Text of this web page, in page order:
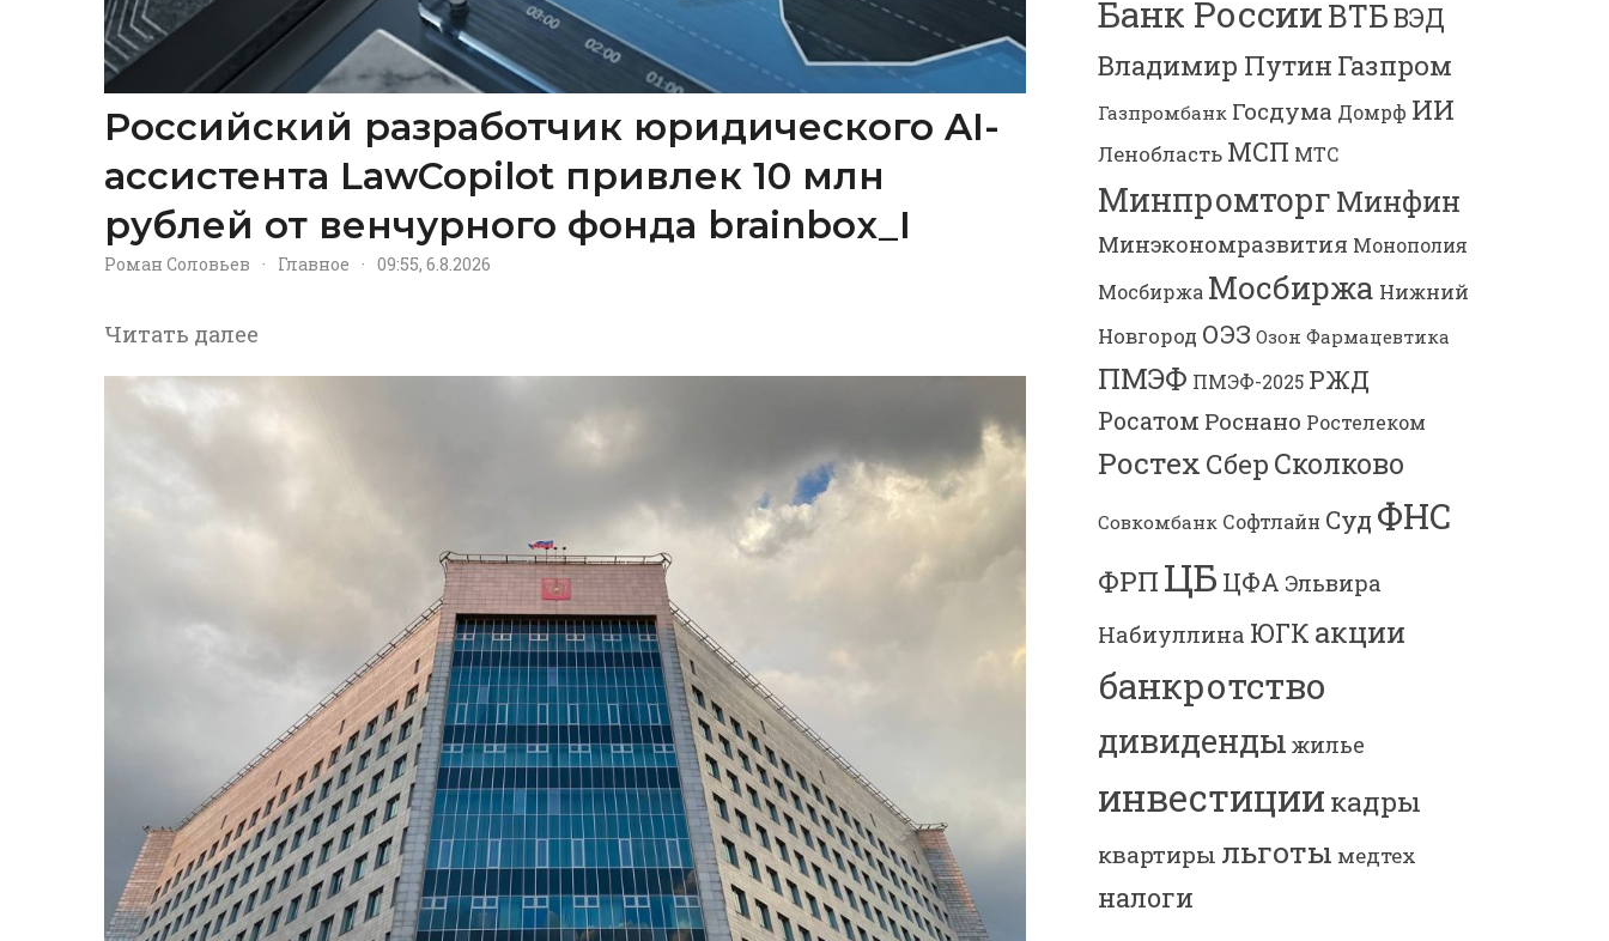
Российский разработчик юридического AI-
ассистента LawCopilot привлек 10 млн
рублей от венчурного фонда brainbox_I
Роман Соловьев · Главное · 09:55, 6.8.2026
Читать далее
Банк РоссииВТБВЭД
Владимир Путин Газпром
Газпромбанк Госдума Домрф ИИ
Ленобласть МСП МТС
МинпромторгМинфин
Минэкономразвития Монополия
Мосбиржа Мосбиржа Нижний
Новгород ОЭЗ Озон Фармацевтика
ПМЭФ ПМЭФ-2025 РЖД
Росатом Роснано Ростелеком
Ростех Сбер Сколково
Совкомбанк Софтлайн Суд ФНС
ФРП ЦБ ЦФА Эльвира
Набиуллина ЮГК акции
банкротство
дивиденды жилье
инвестиции кадры
квартиры льготы медтех
налоги